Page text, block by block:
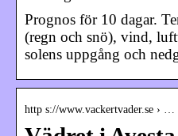
Prognos för 10 dagar.
(regn och snö), vind,
solens uppgång och
http s://www.vackertvader.se › …